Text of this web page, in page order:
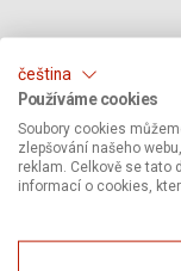
čeština
Používáme cookies
Soubory cookies
zlepšování našeho
reklam. Celkově se tato
informací o cookies,